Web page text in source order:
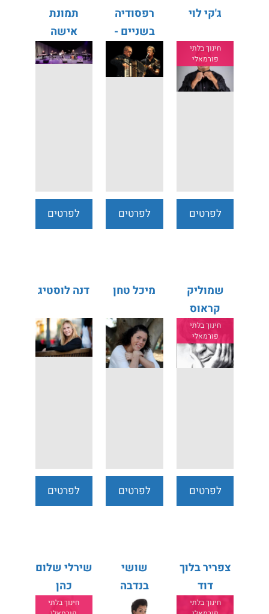
ג'קי לוי
חינוך בלתי
פורמאלי
לפרטים
רפסודיה
בשניים -
אורי הרפז
ויוסי
לפרטים
תמונת
אישה
לפרטים
שמוליק
קראוס
חינוך בלתי
פורמאלי
לפרטים
מיכל טחן
לפרטים
דנה לוסטיג
לפרטים
צפריר בלוך
דוד
חינוך בלתי
שושי
בנדבה
שירלי שלום
כהן
חינוך בלתי